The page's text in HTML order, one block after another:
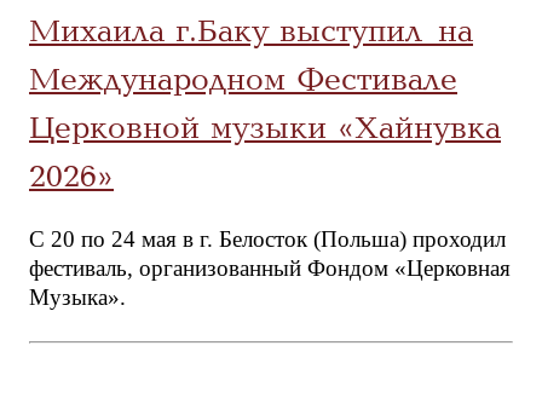
Михаила г.Баку выступил на
Международном Фестивале
Церковной музыки «Хайнувка
2026»
С 20 по 24 мая в г. Белосток (Польша) проходил
фестиваль, организованный Фондом «Церковная
Музыка».